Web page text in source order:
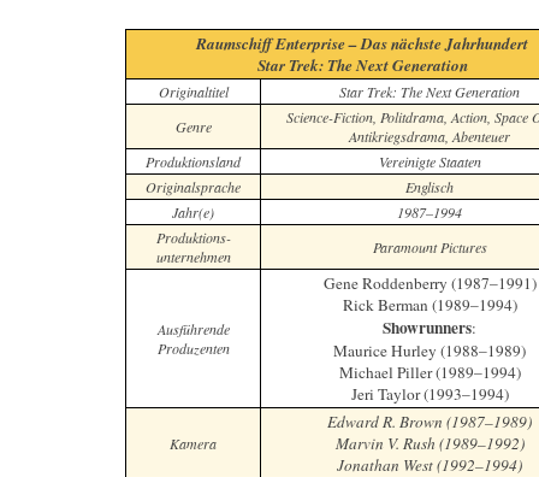
Raumschiff Enterprise – Das nächste Jahrhundert
Star Trek: The Next Generation
Originaltitel
Star Trek: The Next Generation
Genre
Science-Fiction, Politdrama, Action, Space
Antikriegsdrama, Abenteuer
Produktionsland
Vereinigte Staaten
Originalsprache
Englisch
Jahr(e)
1987–1994
Produktions-
unternehmen
Paramount Pictures
Ausführende
Produzenten
Gene Roddenberry (1987–1991)
Rick Berman (1989–1994)
Showrunners:
Maurice Hurley (1988–1989)
Michael Piller (1989–1994)
Jeri Taylor (1993–1994)
Kamera
Edward R. Brown (1987–1989)
Marvin V. Rush (1989–1992)
Jonathan West (1992–1994)